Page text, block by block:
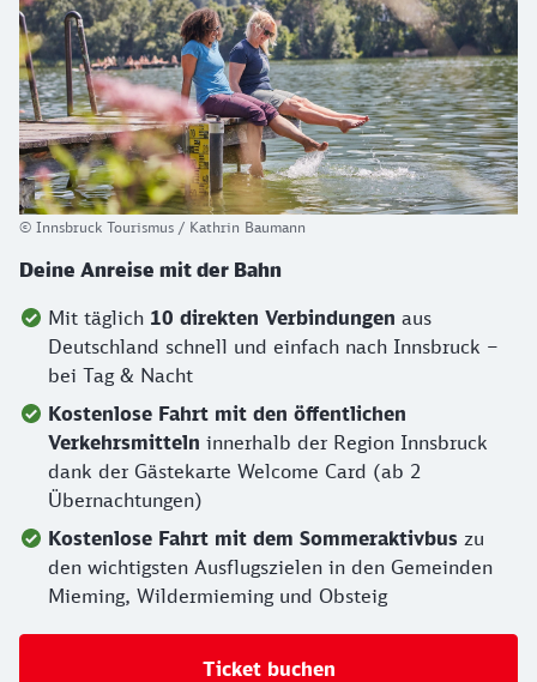
© Innsbruck Tourismus / Kathrin Baumann
Deine Anreise mit der Bahn
Mit täglich 10 direkten Verbindungen aus
Deutschland schnell und einfach nach Innsbruck –
bei Tag & Nacht
Kostenlose Fahrt mit den öffentlichen
Verkehrsmitteln innerhalb der Region Innsbruck
dank der Gästekarte Welcome Card (ab 2
Übernachtungen)
Kostenlose Fahrt mit dem Sommeraktivbus zu
den wichtigsten Ausflugszielen in den Gemeinden
Mieming, Wildermieming und Obsteig
Ticket buchen